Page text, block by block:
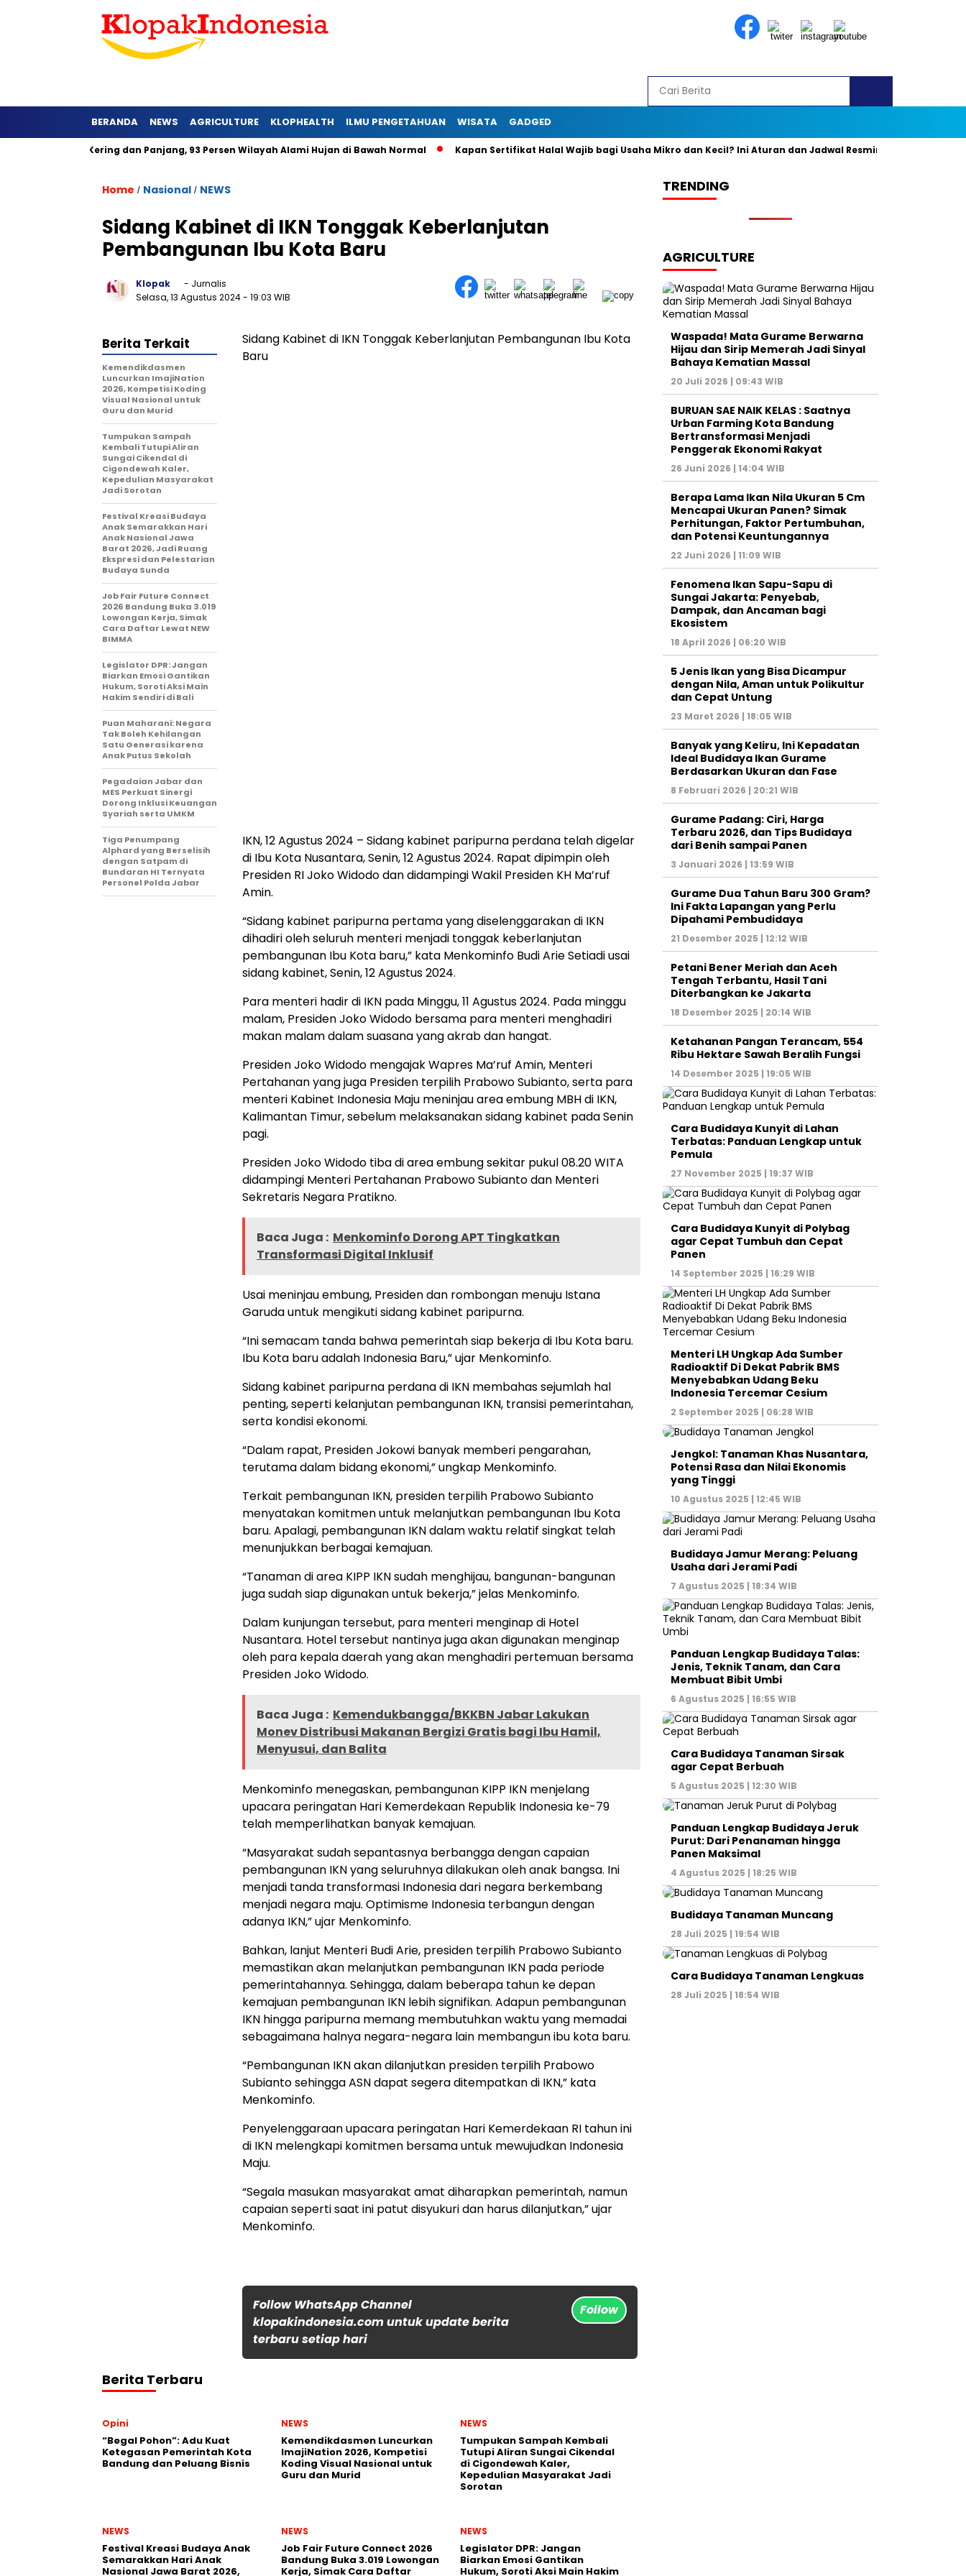
BERANDA NEWS AGRICULTURE KLOPHEALTH ILMU PENGETAHUAN WISATA GADGED
Lebih Kering dan Panjang, 93 Persen Wilayah Alami Hujan di Bawah Normal Kapan Sertifikat Halal Wajib bagi Usaha Mikro dan Kecil? Ini Aturan dan Jadwal Resminya
Home / Nasional / NEWS
Sidang Kabinet di IKN Tonggak Keberlanjutan
Pembangunan Ibu Kota Baru
Klopak
- Jurnalis
Selasa, 13 Agustus 2024- 19:03 WIB
Sidang Kabinet di IKN Tonggak Keberlanjutan Pembangunan Ibu Kota
Baru
IKN, 12 Agustus 2024 – Sidang kabinet paripurna perdana telah digelar
di Ibu Kota Nusantara, Senin, 12 Agustus 2024. Rapat dipimpin oleh
Presiden RI Joko Widodo dan didampingi Wakil Presiden KH Ma’ruf
Amin.
“Sidang kabinet paripurna pertama yang diselenggarakan di IKN
dihadiri oleh seluruh menteri menjadi tonggak keberlanjutan
pembangunan Ibu Kota baru,” kata Menkominfo Budi Arie Setiadi usai
sidang kabinet, Senin, 12 Agustus 2024.
Para menteri hadir di IKN pada Minggu, 11 Agustus 2024. Pada minggu
malam, Presiden Joko Widodo bersama para menteri menghadiri
makan malam dalam suasana yang akrab dan hangat.
Presiden Joko Widodo mengajak Wapres Ma’ruf Amin, Menteri
Pertahanan yang juga Presiden terpilih Prabowo Subianto, serta para
menteri Kabinet Indonesia Maju meninjau area embung MBH di IKN,
Kalimantan Timur, sebelum melaksanakan sidang kabinet pada Senin
pagi.
Presiden Joko Widodo tiba di area embung sekitar pukul 08.20 WITA
didampingi Menteri Pertahanan Prabowo Subianto dan Menteri
Sekretaris Negara Pratikno.
Baca Juga : Menkominfo Dorong APT Tingkatkan
Transformasi Digital Inklusif
Usai meninjau embung, Presiden dan rombongan menuju Istana
Garuda untuk mengikuti sidang kabinet paripurna.
“Ini semacam tanda bahwa pemerintah siap bekerja di Ibu Kota baru.
Ibu Kota baru adalah Indonesia Baru,” ujar Menkominfo.
Sidang kabinet paripurna perdana di IKN membahas sejumlah hal
penting, seperti kelanjutan pembangunan IKN, transisi pemerintahan,
serta kondisi ekonomi.
“Dalam rapat, Presiden Jokowi banyak memberi pengarahan,
terutama dalam bidang ekonomi,” ungkap Menkominfo.
Terkait pembangunan IKN, presiden terpilih Prabowo Subianto
menyatakan komitmen untuk melanjutkan pembangunan Ibu Kota
baru. Apalagi, pembangunan IKN dalam waktu relatif singkat telah
menunjukkan berbagai kemajuan.
“Tanaman di area KIPP IKN sudah menghijau, bangunan-bangunan
juga sudah siap digunakan untuk bekerja,” jelas Menkominfo.
Dalam kunjungan tersebut, para menteri menginap di Hotel
Nusantara. Hotel tersebut nantinya juga akan digunakan menginap
oleh para kepala daerah yang akan menghadiri pertemuan bersama
Presiden Joko Widodo.
Baca Juga : Kemendukbangga/BKKBN Jabar Lakukan
Monev Distribusi Makanan Bergizi Gratis bagi Ibu Hamil,
Menyusui, dan Balita
Menkominfo menegaskan, pembangunan KIPP IKN menjelang
upacara peringatan Hari Kemerdekaan Republik Indonesia ke-79
telah memperlihatkan banyak kemajuan.
“Masyarakat sudah sepantasnya berbangga dengan capaian
pembangunan IKN yang seluruhnya dilakukan oleh anak bangsa. Ini
menjadi tanda transformasi Indonesia dari negara berkembang
menjadi negara maju. Optimisme Indonesia terbangun dengan
adanya IKN,” ujar Menkominfo.
Bahkan, lanjut Menteri Budi Arie, presiden terpilih Prabowo Subianto
memastikan akan melanjutkan pembangunan IKN pada periode
pemerintahannya. Sehingga, dalam beberapa tahun ke depan
kemajuan pembangunan IKN lebih signifikan. Adapun pembangunan
IKN hingga paripurna memang membutuhkan waktu yang memadai
sebagaimana halnya negara-negara lain membangun ibu kota baru.
“Pembangunan IKN akan dilanjutkan presiden terpilih Prabowo
Subianto sehingga ASN dapat segera ditempatkan di IKN,” kata
Menkominfo.
Penyelenggaraan upacara peringatan Hari Kemerdekaan RI tahun ini
di IKN melengkapi komitmen bersama untuk mewujudkan Indonesia
Maju.
“Segala masukan masyarakat amat diharapkan pemerintah, namun
capaian seperti saat ini patut disyukuri dan harus dilanjutkan,” ujar
Menkominfo.
Follow WhatsApp Channel
klopakindonesia.com untuk update berita
terbaru setiap hari
Follow
Berita Terkait
Kemendikdasmen
Luncurkan ImajiNation
2026, Kompetisi Koding
Visual Nasional untuk
Guru dan Murid
Tumpukan Sampah
Kembali Tutupi Aliran
Sungai Cikendal di
Cigondewah Kaler,
Kepedulian Masyarakat
Jadi Sorotan
Festival Kreasi Budaya
Anak Semarakkan Hari
Anak Nasional Jawa
Barat 2026, Jadi Ruang
Ekspresi dan Pelestarian
Budaya Sunda
Job Fair Future Connect
2026 Bandung Buka 3.019
Lowongan Kerja, Simak
Cara Daftar Lewat NEW
BIMMA
Legislator DPR: Jangan
Biarkan Emosi Gantikan
Hukum, Soroti Aksi Main
Hakim Sendiri di Bali
Puan Maharani: Negara
Tak Boleh Kehilangan
Satu Generasi karena
Anak Putus Sekolah
Pegadaian Jabar dan
MES Perkuat Sinergi
Dorong Inklusi Keuangan
Syariah serta UMKM
Tiga Penumpang
Alphard yang Berselisih
dengan Satpam di
Bundaran HI Ternyata
Personel Polda Jabar
Berita Terbaru
Opini
“Begal Pohon”: Adu Kuat
Ketegasan Pemerintah Kota
Bandung dan Peluang Bisnis
NEWS
Kemendikdasmen Luncurkan
ImajiNation 2026, Kompetisi
Koding Visual Nasional untuk
Guru dan Murid
NEWS
Tumpukan Sampah Kembali
Tutupi Aliran Sungai Cikendal
di Cigondewah Kaler,
Kepedulian Masyarakat Jadi
Sorotan
NEWS
Festival Kreasi Budaya Anak
Semarakkan Hari Anak
Nasional Jawa Barat 2026,
NEWS
Job Fair Future Connect 2026
Bandung Buka 3.019 Lowongan
Kerja, Simak Cara Daftar
NEWS
Legislator DPR: Jangan
Biarkan Emosi Gantikan
Hukum, Soroti Aksi Main Hakim
TRENDING
AGRICULTURE
Waspada! Mata Gurame Berwarna
Hijau dan Sirip Memerah Jadi Sinyal
Bahaya Kematian Massal
20 Juli 2026 | 09:43 WIB
BURUAN SAE NAIK KELAS : Saatnya
Urban Farming Kota Bandung
Bertransformasi Menjadi
Penggerak Ekonomi Rakyat
26 Juni 2026 | 14:04 WIB
Berapa Lama Ikan Nila Ukuran 5 Cm
Mencapai Ukuran Panen? Simak
Perhitungan, Faktor Pertumbuhan,
dan Potensi Keuntungannya
22 Juni 2026 | 11:09 WIB
Fenomena Ikan Sapu-Sapu di
Sungai Jakarta: Penyebab,
Dampak, dan Ancaman bagi
Ekosistem
18 April 2026 | 06:20 WIB
5 Jenis Ikan yang Bisa Dicampur
dengan Nila, Aman untuk Polikultur
dan Cepat Untung
23 Maret 2026 | 18:05 WIB
Banyak yang Keliru, Ini Kepadatan
Ideal Budidaya Ikan Gurame
Berdasarkan Ukuran dan Fase
8 Februari 2026 | 20:21 WIB
Gurame Padang: Ciri, Harga
Terbaru 2026, dan Tips Budidaya
dari Benih sampai Panen
3 Januari 2026 | 13:59 WIB
Gurame Dua Tahun Baru 300 Gram?
Ini Fakta Lapangan yang Perlu
Dipahami Pembudidaya
21 Desember 2025 | 12:12 WIB
Petani Bener Meriah dan Aceh
Tengah Terbantu, Hasil Tani
Diterbangkan ke Jakarta
18 Desember 2025 | 20:14 WIB
Ketahanan Pangan Terancam, 554
Ribu Hektare Sawah Beralih Fungsi
14 Desember 2025 | 19:05 WIB
Cara Budidaya Kunyit di Lahan
Terbatas: Panduan Lengkap untuk
Pemula
27 November 2025 | 19:37 WIB
Cara Budidaya Kunyit di Polybag
agar Cepat Tumbuh dan Cepat
Panen
14 September 2025 | 16:29 WIB
Menteri LH Ungkap Ada Sumber
Radioaktif Di Dekat Pabrik BMS
Menyebabkan Udang Beku
Indonesia Tercemar Cesium
2 September 2025 | 06:28 WIB
Jengkol: Tanaman Khas Nusantara,
Potensi Rasa dan Nilai Ekonomis
yang Tinggi
10 Agustus 2025 | 12:45 WIB
Budidaya Jamur Merang: Peluang
Usaha dari Jerami Padi
7 Agustus 2025 | 18:34 WIB
Panduan Lengkap Budidaya Talas:
Jenis, Teknik Tanam, dan Cara
Membuat Bibit Umbi
6 Agustus 2025 | 16:55 WIB
Cara Budidaya Tanaman Sirsak
agar Cepat Berbuah
5 Agustus 2025 | 12:30 WIB
Panduan Lengkap Budidaya Jeruk
Purut: Dari Penanaman hingga
Panen Maksimal
4 Agustus 2025 | 18:25 WIB
Budidaya Tanaman Muncang
28 Juli 2025 | 19:54 WIB
Cara Budidaya Tanaman Lengkuas
28 Juli 2025 | 18:54 WIB